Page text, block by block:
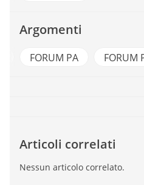
Argomenti
FORUM PA FORUM
Articoli correlati
Nessun articolo correlato.